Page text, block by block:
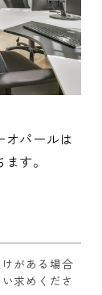
オパールは
す。
がある場合
求めくださ